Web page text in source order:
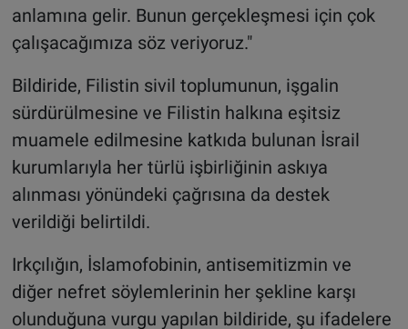
anlamına gelir. Bunun gerçekleşmesi için çok
çalışacağımıza söz veriyoruz."
Bildiride, Filistin sivil toplumunun, işgalin
sürdürülmesine ve Filistin halkına eşitsiz
muamele edilmesine katkıda bulunan İsrail
kurumlarıyla her türlü işbirliğinin askıya
alınması yönündeki çağrısına da destek
verildiği belirtildi.
Irkçılığın, İslamofobinin, antisemitizmin ve
diğer nefret söylemlerinin her şekline karşı
olunduğuna vurgu yapılan bildiride, şu ifadelere